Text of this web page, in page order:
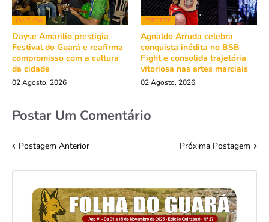
CULTURA
Dayse Amarilio prestigia
Festival do Guará e reafirma
compromisso com a cultura
da cidade
02 Agosto, 2026
ESPORTE
Agnaldo Arruda celebra
conquista inédita no BSB
Fight e consolida trajetória
vitoriosa nas artes marciais
02 Agosto, 2026
Postar Um Comentário
Postagem Anterior Próxima Postagem